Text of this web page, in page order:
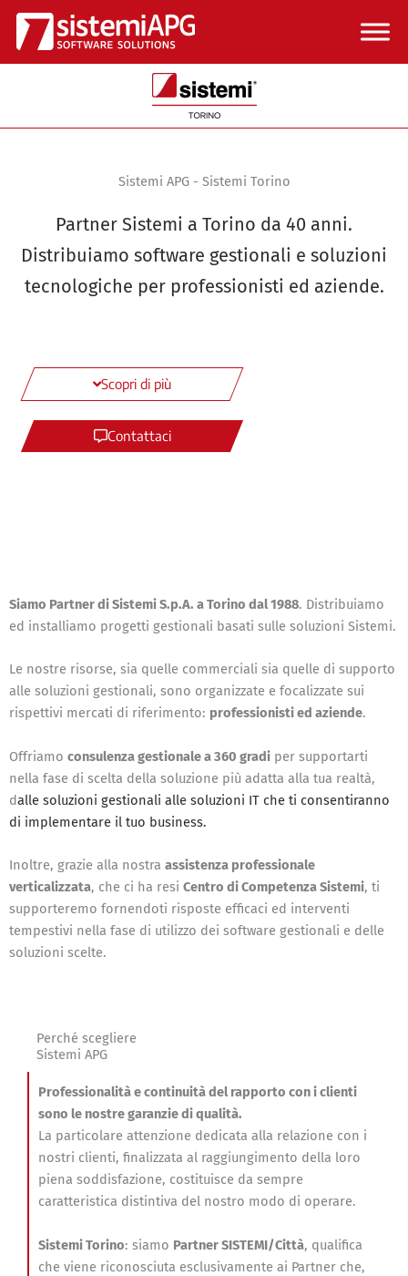
Vai
contenuto
Sistemi APG - Sistemi Torino
Partner Sistemi a Torino da 40 anni.
Distribuiamo software gestionali e soluzioni
tecnologiche per professionisti ed aziende.
Scopri di più
Contattaci
Siamo Partner di Sistemi S.p.A. a Torino dal 1988. Distribuiamo
ed installiamo progetti gestionali basati sulle soluzioni Sistemi.
Le nostre risorse, sia quelle commerciali sia quelle di supporto
alle soluzioni gestionali, sono organizzate e focalizzate sui
rispettivi mercati di riferimento: professionisti ed aziende.
Offriamo consulenza gestionale a 360 gradi per supportarti
nella fase di scelta della soluzione più adatta alla tua realtà,
dalle soluzioni gestionali alle soluzioni IT che ti consentiranno
di implementare il tuo business.
Inoltre, grazie alla nostra assistenza professionale
verticalizzata, che ci ha resi Centro di Competenza Sistemi, ti
supporteremo fornendoti risposte efficaci ed interventi
tempestivi nella fase di utilizzo dei software gestionali e delle
soluzioni scelte.
Perché scegliere
Sistemi APG
Professionalità e continuità del rapporto con i clienti
sono le nostre garanzie di qualità.
La particolare attenzione dedicata alla relazione con i
nostri clienti, finalizzata al raggiungimento della loro
piena soddisfazione, costituisce da sempre
caratteristica distintiva del nostro modo di operare.
Sistemi Torino: siamo Partner SISTEMI/Città, qualifica
che viene riconosciuta esclusivamente ai Partner che,